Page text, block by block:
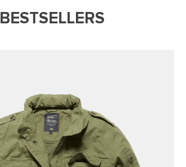
BESTSELLERS